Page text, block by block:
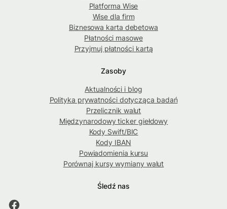
Platforma Wise
Wise dla firm
Biznesowa karta debetowa
Płatności masowe
Przyjmuj płatności kartą
Zasoby
Aktualności i blog
Polityka prywatności dotycząca badań
Przelicznik walut
Międzynarodowy ticker giełdowy
Kody Swift/BIC
Kody IBAN
Powiadomienia kursu
Porównaj kursy wymiany walut
Śledź nas